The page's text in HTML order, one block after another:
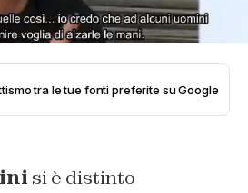
tra le tue fonti preferite su Google
si è distinto